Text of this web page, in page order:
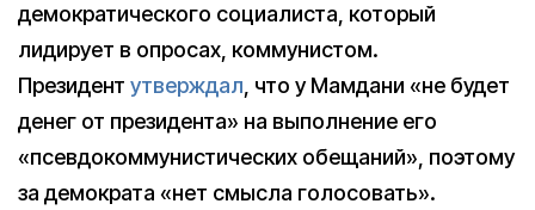
демократического социалиста, который
лидирует в опросах, коммунистом.
Президент утверждал, что у Мамдани «не будет
денег от президента» на выполнение его
«псевдокоммунистических обещаний», поэтому
за демократа «нет смысла голосовать».